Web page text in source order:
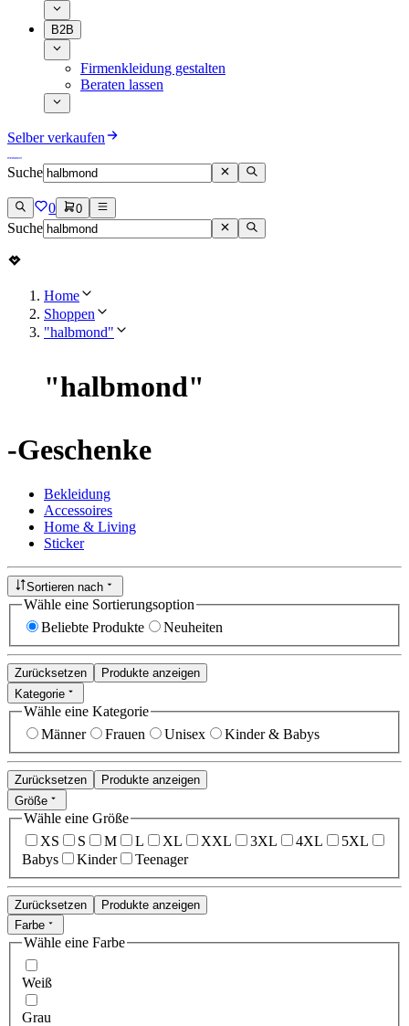
B2B
Firmenkleidung gestalten
Beraten lassen
Selber verkaufen
Suche
0 0
Suche
Home
Shoppen
"halbmond"
"halbmond"
-Geschenke
Bekleidung
Accessoires
Home & Living
Sticker
Sortieren nach
Wähle eine Sortierungsoption
Beliebte Produkte
Neuheiten
Zurücksetzen
Produkte anzeigen
Kategorie
Wähle eine Kategorie
Männer
Frauen Unisex Kinder & Babys
Zurücksetzen
Produkte anzeigen
Größe
Wähle eine Größe
XS
S M L XL XXL 3XL 4XL
5XL
Babys
Kinder Teenager
Zurücksetzen
Produkte anzeigen
Farbe
Wähle eine Farbe
Weiß
Grau